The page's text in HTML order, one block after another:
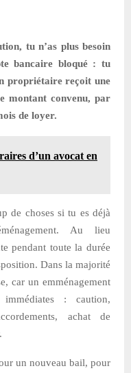
tu n’as plus besoin
bancaire bloqué : tu
propriétaire reçoit une
montant convenu, par
de loyer.
d’un avocat en
de choses si tu es déjà
Au lieu
pendant toute la durée
Dans la majorité
car un emménagement
: caution,
achat de
un nouveau bail, pour